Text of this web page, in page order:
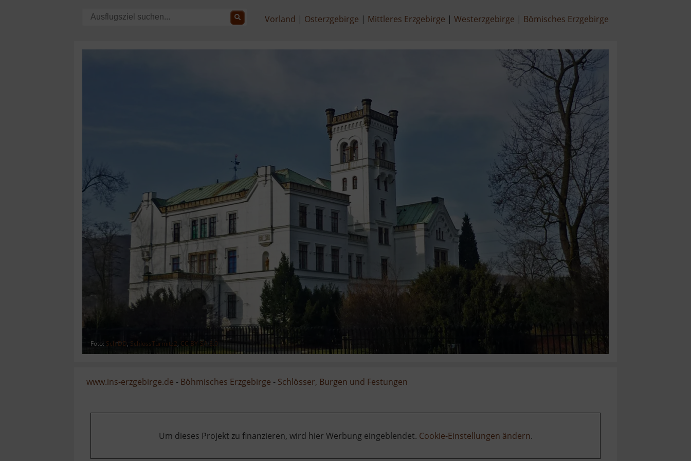
Vorland Osterzgebirge Mittleres Erzgebirge Westerzgebirge Bömisches Erzgebirge
Foto: SchiDD, SchlossTürmitz2, CC BY-SA 3.0
www.ins-erzgebirge.de - Böhmisches Erzgebirge - Schlösser, Burgen und Festungen
Um dieses Projekt zu finanzieren, wird hier Werbung eingeblendet. Cookie-Einstellungen ändern.